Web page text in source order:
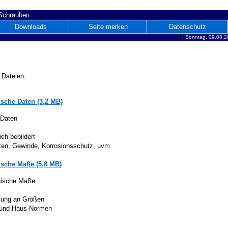
Downloads
Seite merken Datenschutz
| Sonntag,
Daten (3,2 MB)
bebildert
Gewinde, Korrosionsschutz, uvm.
Maße (5,8 MB)
Maße
an Größen
Haus-Normen